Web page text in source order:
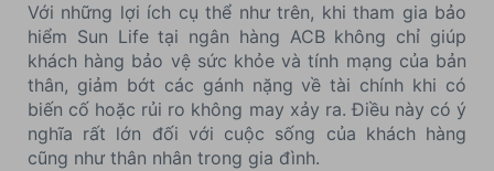
Với những lợi ích cụ thể như trên, khi tham gia bảo
hiểm Sun Life tại ngân hàng ACB không chỉ giúp
khách hàng bảo vệ sức khỏe và tính mạng của bản
thân, giảm bớt các gánh nặng về tài chính khi có
biến cố hoặc rủi ro không may xảy ra. Điều này có ý
nghĩa rất lớn đối với cuộc sống của khách hàng
cũng như thân nhân trong gia đình.